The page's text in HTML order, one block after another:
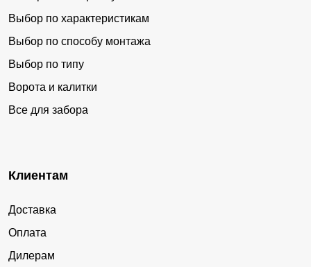
Выбор по характеристикам
Выбор по способу монтажа
Выбор по типу
Ворота и калитки
Все для забора
Клиентам
Доставка
Оплата
Дилерам